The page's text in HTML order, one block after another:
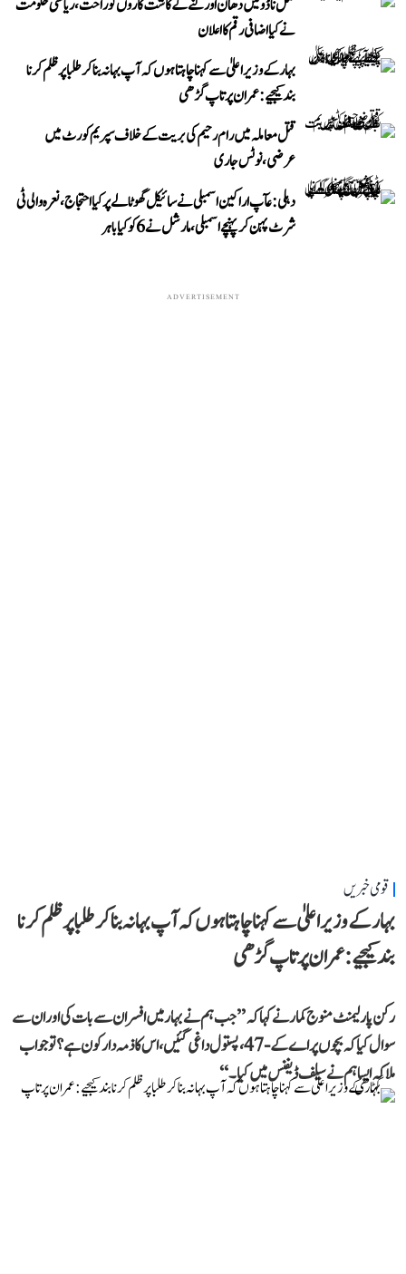
تمل ناڈو میں دھان اور گنے کے کاشت کاروں کو راحت، ریاستی حکومت
نے کیا اضافی رقم کا اعلان
بہار کے وزیر اعلیٰ سے کہنا چاہتا ہوں کہ آپ بہانہ بنا کر طلبا پر ظلم کرنا
بند کیجیے: عمران پرتاپ گڑھی
قتل معاملہ میں رام رحیم کی بریت کے خلاف سپریم کورٹ میں
عرضی، نوٹس جاری
دہلی: عآپ اراکین اسمبلی نے سائیکل گھوٹالے پر کیا احتجاج، نعرہ والی ٹی
شرٹ پہن کر پہنچے اسمبلی، مارشل نے 6 کو کیا باہر
ADVERTISEMENT
قومی خبریں
بہار کے وزیر اعلیٰ سے کہنا چاہتا ہوں کہ آپ بہانہ بنا کر طلبا پر ظلم کرنا
بند کیجیے: عمران پرتاپ گڑھی
رکن پارلیمنٹ منوج کمار نے کہا کہ ’’جب ہم نے بہار میں افسران سے بات کی اور ان سے
سوال کیا کہ بچوں پر اے کے-47، پستول داغی گئیں، اس کا ذمہ دار کون ہے؟ تو جواب
ملا کہ ایسا ہم نے سیلف ڈیفنس میں کیا۔‘‘